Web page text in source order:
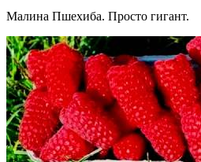
Малина Пшехиба. Просто гигант.